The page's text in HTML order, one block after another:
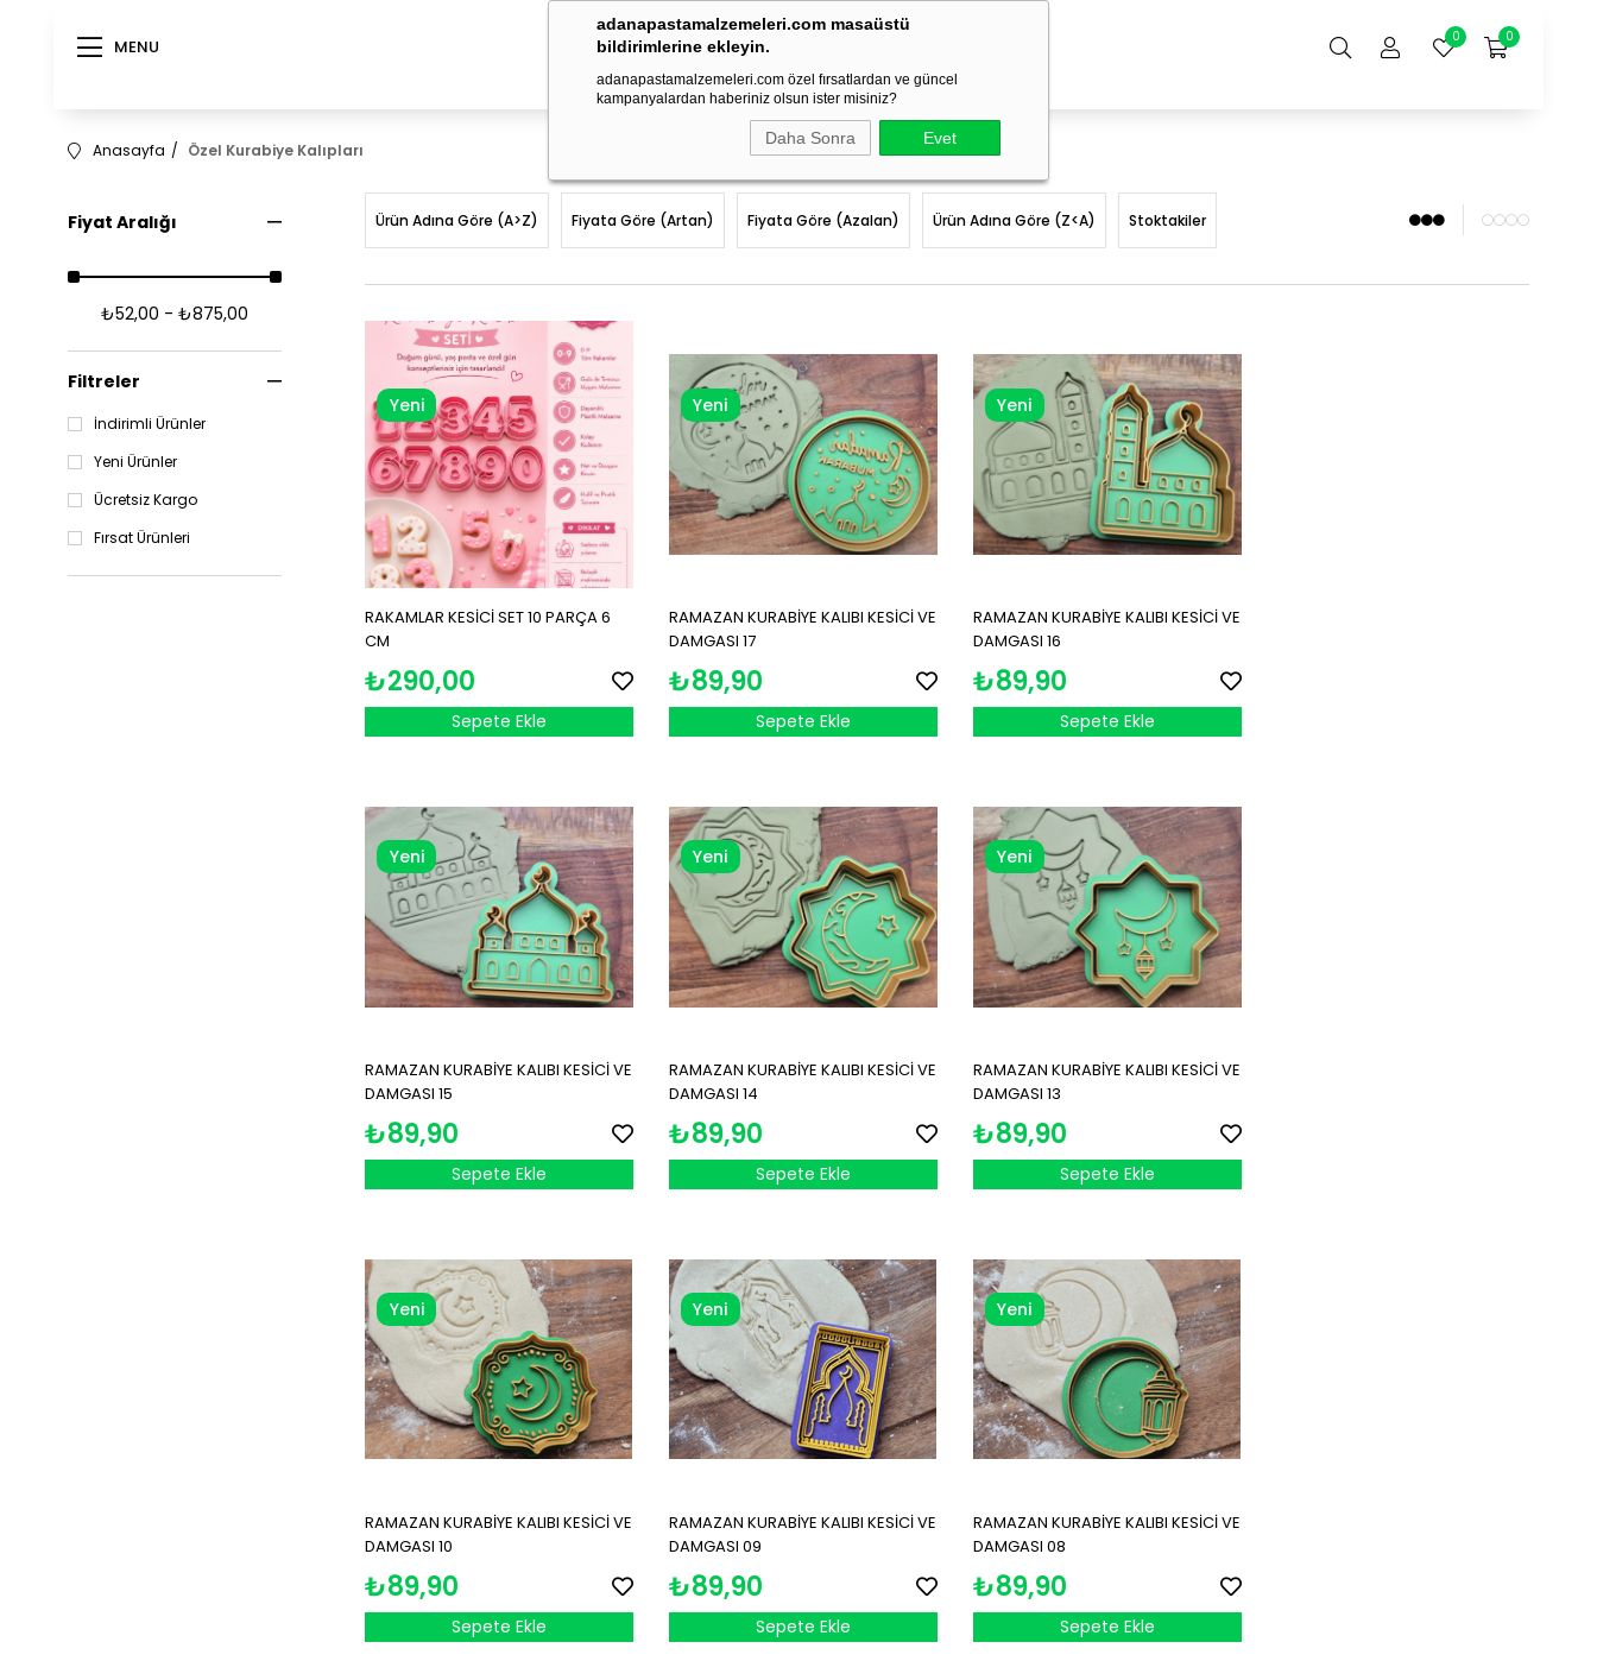
adanapastamalzemeleri.com masaüstü
bildirimlerine ekleyin.
adanapastamalzemeleri.com özel fırsatlardan ve güncel
kampanyalardan haberiniz olsun ister misiniz?
Daha Sonra Evet
MENU 0
0
Anasayfa Özel Kurabiye Kalıpları
Fiyat Aralığı
₺52,00 - ₺875,00
Filtreler
İndirimli Ürünler
Yeni Ürünler
Ücretsiz Kargo
Fırsat Ürünleri
Ürün Adına Göre (A>Z) Fiyata Göre (Artan) Fiyata Göre (Azalan) Ürün Adına Göre (Z<A) Stoktakiler
RAKAMLAR KESİCİ SET 10 PARÇA 6
CM
₺290,00
Sepete Ekle
Yeni
Ürün
RAMAZAN KURABİYE KALIBI KESİCİ VE
DAMGASI 17
₺89,90
Sepete Ekle
Yeni
Ürün
RAMAZAN KURABİYE KALIBI KESİCİ VE
DAMGASI 16
₺89,90
Sepete Ekle
Yeni
Ürün
RAMAZAN KURABİYE KALIBI KESİCİ VE
DAMGASI 15
₺89,90
Sepete Ekle
Yeni
Ürün
RAMAZAN KURABİYE KALIBI KESİCİ VE
DAMGASI 14
₺89,90
Sepete Ekle
Yeni
Ürün
RAMAZAN KURABİYE KALIBI KESİCİ VE
DAMGASI 13
₺89,90
Sepete Ekle
Yeni
Ürün
RAMAZAN KURABİYE KALIBI KESİCİ VE
DAMGASI 10
₺89,90
Sepete Ekle
Yeni
Ürün
RAMAZAN KURABİYE KALIBI KESİCİ VE
DAMGASI 09
₺89,90
Sepete Ekle
Yeni
Ürün
RAMAZAN KURABİYE KALIBI KESİCİ VE
DAMGASI 08
₺89,90
Sepete Ekle
Yeni
Ürün